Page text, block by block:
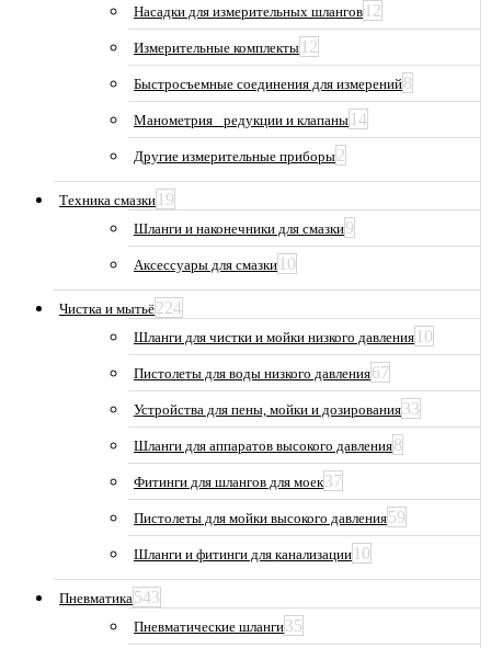
Насадки для измерительных шлангов 12
Измерительные комплекты 12
Быстросъемные соединения для измерений8
Манометрия_ редукции и клапаны 14
Другие измерительные приборы2
Техника смазки 19
Шланги и наконечники для смазки9
Аксессуары для смазки 10
Чистка и мытьё224
Шланги для чистки и мойки низкого давления 10
Пистолеты для воды низкого давления67
Устройства для пены, мойки и дозирования33
Шланги для аппаратов высокого давления8
Фитинги для шлангов для моек37
Пистолеты для мойки высокого давления59
Шланги и фитинги для канализации 10
Пневматика543
Пневматические шланги35